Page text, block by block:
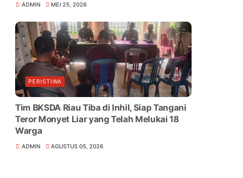
ADMIN MEI 25, 2026
PERISTIWA
Tim BKSDA Riau Tiba di Inhil, Siap Tangani
Teror Monyet Liar yang Telah Melukai 18
Warga
ADMIN AGUSTUS 05, 2026